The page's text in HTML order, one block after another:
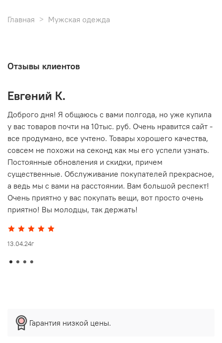
Главная Мужская одежда
Отзывы клиентов
Евгений К.
Доброго дня! Я общаюсь с вами полгода, но уже купила
у вас товаров почти на 10тыс. руб. Очень нравится сайт -
все продумано, все учтено. Товары хорошего качества,
совсем не похожи на секонд как мы его успели узнать.
Постоянные обновления и скидки, причем
существенные. Обслуживание покупателей прекрасное,
а ведь мы с вами на расстоянии. Вам большой респект!
Очень приятно у вас покупать вещи, вот просто очень
приятно! Вы молодцы, так держать!
13.04.24г
Гарантия низкой цены.